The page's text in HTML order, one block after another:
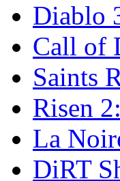
Diablo
Call of
Saints
Risen
La
DiRT